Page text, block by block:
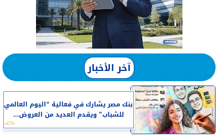
آخر الأخبار
بنك مصر يشارك في فعالية “اليوم العالمي
للشباب” ويقدم العديد من العروض...